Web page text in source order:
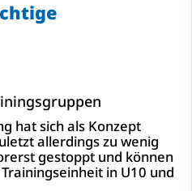
hat sich als Konzept
allerdings zu wenig
gestoppt und können
in U10 und